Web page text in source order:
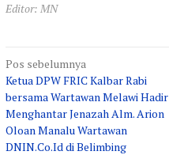
Editor: MN
Navigasi
pos
Pos sebelumnya
Ketua DPW FRIC Kalbar Rabi
bersama Wartawan Melawi Hadir
Menghantar Jenazah Alm. Arion
Oloan Manalu Wartawan
DNIN.Co.Id di Belimbing